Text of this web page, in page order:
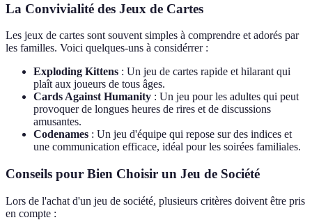
La Convivialité des Jeux de Cartes
Les jeux de cartes sont souvent simples à comprendre et adorés par
les familles. Voici quelques-uns à considérrer :
Exploding Kittens : Un jeu de cartes rapide et hilarant qui
plaît aux joueurs de tous âges.
Cards Against Humanity : Un jeu pour les adultes qui peut
provoquer de longues heures de rires et de discussions
amusantes.
Codenames : Un jeu d'équipe qui repose sur des indices et
une communication efficace, idéal pour les soirées familiales.
Conseils pour Bien Choisir un Jeu de Société
Lors de l'achat d'un jeu de société, plusieurs critères doivent être pris
en compte :